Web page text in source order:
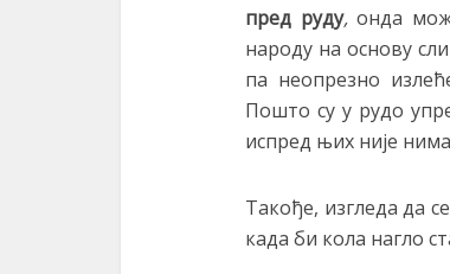
пред руду,онда
народу на основу
па неопрезно
Пошто су у рудо
испред њих није
Такође, изгледа да
када би кола нагло